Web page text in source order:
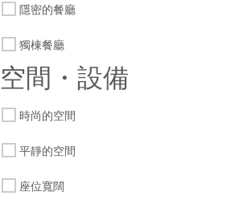
隱密的餐廳
獨棟餐廳
空間・設備
時尚的空間
平靜的空間
座位寬闊